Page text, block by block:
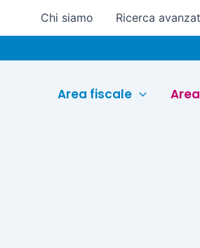
Chi siamo Ricerca
Area fiscale